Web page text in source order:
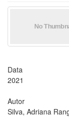
Data
2021
Autor
Silva, Adriana